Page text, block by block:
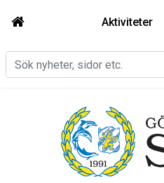
Aktiviteter